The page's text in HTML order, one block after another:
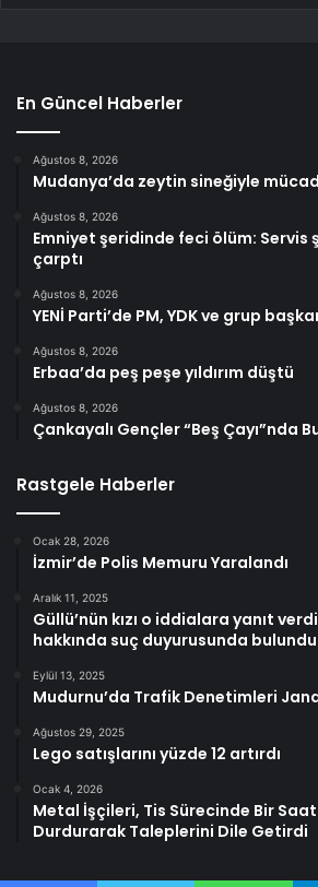
En Güncel Haberler
Ağustos 8, 2026
Mudanya’da zeytin sineğiyle
Ağustos 8, 2026
Emniyet şeridinde feci ölüm: Servis
çarptı
Ağustos 8, 2026
YENİ Parti’de PM, YDK ve grup
Ağustos 8, 2026
Erbaa’da peş peşe yıldırım düştü
Ağustos 8, 2026
Çankayalı Gençler “Beş Çayı”nda
Rastgele Haberler
Ocak 28, 2026
İzmir’de Polis Memuru Yaralandı
Aralık 11, 2025
Güllü’nün kızı o iddialara yanıt
hakkında suç duyurusunda bulundu
Eylül 13, 2025
Mudurnu’da Trafik Denetimleri
Ağustos 29, 2025
Lego satışlarını yüzde 12 artırdı
Ocak 4, 2026
Metal İşçileri, Tis Sürecinde Bir
Durdurarak Taleplerini Dile Getirdi